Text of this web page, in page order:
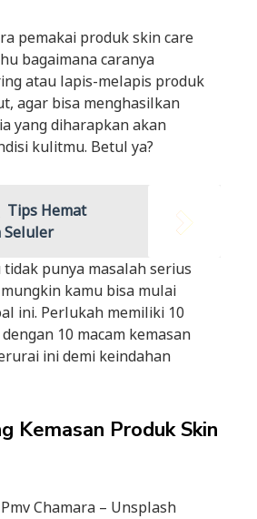
pemakai produk skin care
bagaimana caranya
atau lapis-melapis produk
agar bisa menghasilkan
yang diharapkan akan
kulitmu. Betul ya?
Tips Hemat
Seluler
punya masalah serius
kamu bisa mulai
ini. Perlukah memiliki 10
10 macam kemasan
ini demi keindahan
Kemasan Produk Skin
Chamara – Unsplash